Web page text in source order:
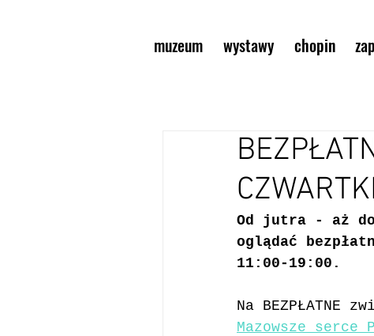
muzeum wystawy chopin
CZWARTKI
Od jutra - aż do
oglądać
11:00-19:00.
Na BEZPŁATNE
Mazowsze serce